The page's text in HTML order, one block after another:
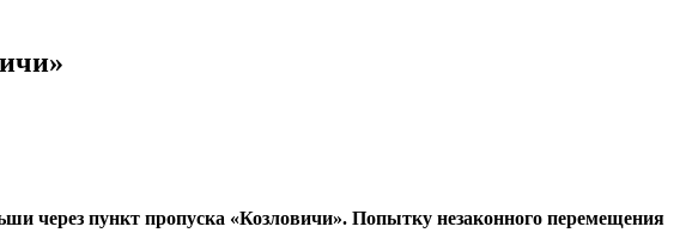
через пункт пропуска «Козловичи». Попытку незаконного перемещения